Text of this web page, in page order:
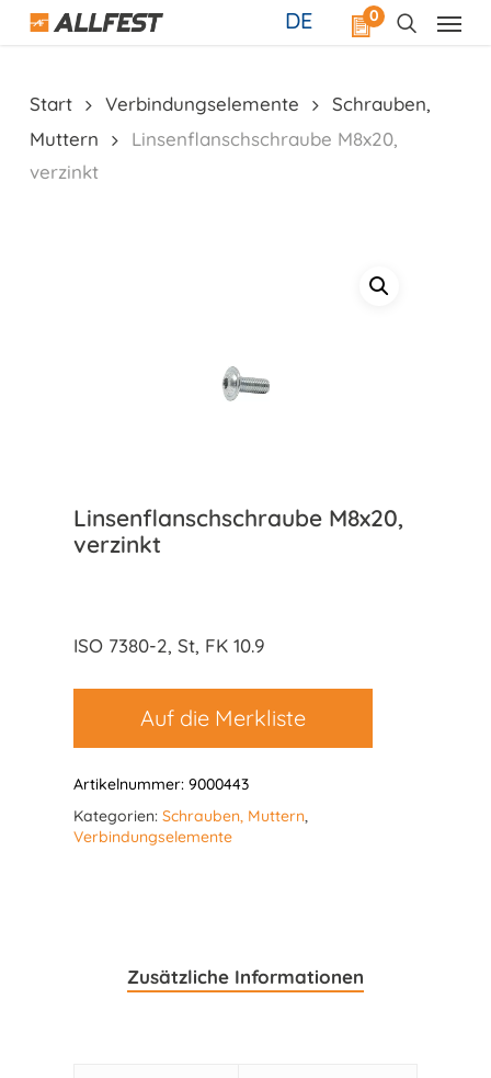
Skip
0
DE
Start Verbindungselemente
Schrauben,
Muttern
Linsenflanschschraube M8x20,
verzinkt
Linsenflanschschraube M8x20,
verzinkt
ISO 7380-2, St, FK 10.9
Auf die Merkliste
Artikelnummer: 9000443
Kategorien: Schrauben, Muttern,
Verbindungselemente
Zusätzliche Informationen